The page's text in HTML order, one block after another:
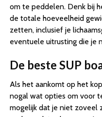
om te peddelen. Denk bij
de totale hoeveelheid
zetten, inclusief je
eventuele uitrusting die je
De beste SUP
Als het aankomt op het
nogal wat opties om voor
mogelijk dat je niet zoveel